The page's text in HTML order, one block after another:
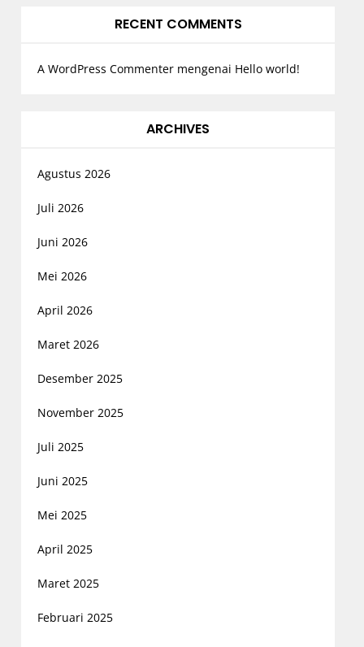
RECENT COMMENTS
A WordPress Commentermengenai Hello world!
ARCHIVES
Agustus 2026
Juli 2026
Juni 2026
Mei 2026
April 2026
Maret 2026
Desember 2025
November 2025
Juli 2025
Juni 2025
Mei 2025
April 2025
Maret 2025
Februari 2025